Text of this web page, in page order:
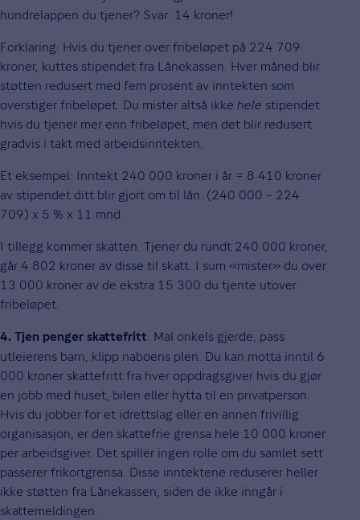
hundrelappen du tjener? Svar: 14 kroner!
Forklaring: Hvis du tjener over fribeløpet på 224 709
kroner, kuttes stipendet fra Lånekassen. Hver måned blir
støtten redusert med fem prosent av inntekten som
overstiger fribeløpet. Du mister altså ikke hele stipendet
hvis du tjener mer enn fribeløpet, men det blir redusert
gradvis i takt med arbeidsinntekten.
Et eksempel: Inntekt 240 000 kroner i år = 8 410 kroner
av stipendet ditt blir gjort om til lån. (240 000 – 224
709) x 5 % x 11 mnd.
I tillegg kommer skatten. Tjener du rundt 240 000 kroner,
går 4 802 kroner av disse til skatt. I sum «mister» du over
13 000 kroner av de ekstra 15 300 du tjente utover
fribeløpet.
4. Tjen penger skattefritt. Mal onkels gjerde, pass
utleierens barn, klipp naboens plen. Du kan motta inntil 6
000 kroner skattefritt fra hver oppdragsgiver hvis du gjør
en jobb med huset, bilen eller hytta til en privatperson.
Hvis du jobber for et idrettslag eller en annen frivillig
organisasjon, er den skattefrie grensa hele 10 000 kroner
per arbeidsgiver. Det spiller ingen rolle om du samlet sett
passerer frikortgrensa. Disse inntektene reduserer heller
ikke støtten fra Lånekassen, siden de ikke inngår i
skattemeldingen.